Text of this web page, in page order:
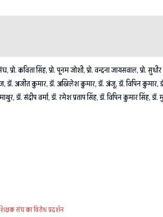
प्रो. कविता सिंह, प्रो. पूनम जोशी, प्रो. वन्दना जायसवाल, प्रो.
डॉ. अजीत कुमार, डॉ. अखिलेश कुमार, डॉ. अंजू, डॉ. विपिन
संदीप वर्मा, डॉ. रमेश प्रताप सिंह, डॉ. विपिन कुमार सिंह,
संघ का विरोध प्रदर्शन